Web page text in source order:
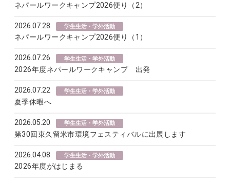
ネパールワークキャンプ2026便り（2）
2026.07.28 学生生活・学外活動
ネパールワークキャンプ2026便り（1）
2026.07.26 学生生活・学外活動
2026年度ネパールワークキャンプ 出発
2026.07.22 学生生活・学外活動
夏季休暇へ
2026.05.20 学生生活・学外活動
第30回東久留米市環境フェスティバルに出展します
2026.04.08 学生生活・学外活動
2026年度がはじまる